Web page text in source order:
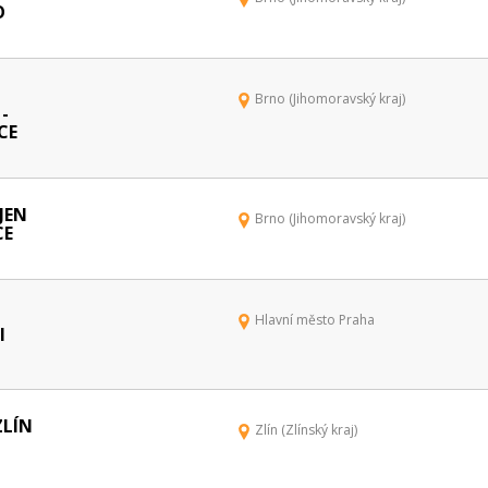
Brno (Jihomoravský kraj)
Brno (Jihomoravský kraj)
Hlavní město Praha
Zlín (Zlínský kraj)